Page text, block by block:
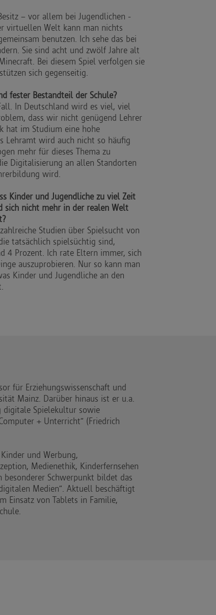
– vor allem bei Jugendlichen -
virtuellen Welt kann man nichts
benutzen. Ich sehe das bei
Sie sind acht und zwölf Jahre alt
Bei diesem Spiel verfolgen sie
sich gegenseitig.
fester Bestandteil der Schule?
In Deutschland wird es viel, viel
dass wir nicht genügend Lehrer
hat im Studium eine hohe
Lehramt wird auch nicht so häufig
mehr für dieses Thema zu
Digitalisierung an allen Standorten
wird.
Kinder und Jugendliche zu viel Zeit
sich nicht mehr in der realen Welt
Studien über Spielsucht von
tatsächlich spielsüchtig sind,
4 Prozent. Ich rate Eltern immer, sich
auszuprobieren. Nur so kann man
Kinder und Jugendliche an den
für Erziehungswissenschaft und
Mainz. Darüber hinaus ist er u.a.
digitale Spielekultur sowie
+ Unterricht“ (Friedrich
und Werbung,
Medienethik, Kinderfernsehen
besonderer Schwerpunkt bildet das
Medien“. Aktuell beschäftigt
Einsatz von Tablets in Familie,